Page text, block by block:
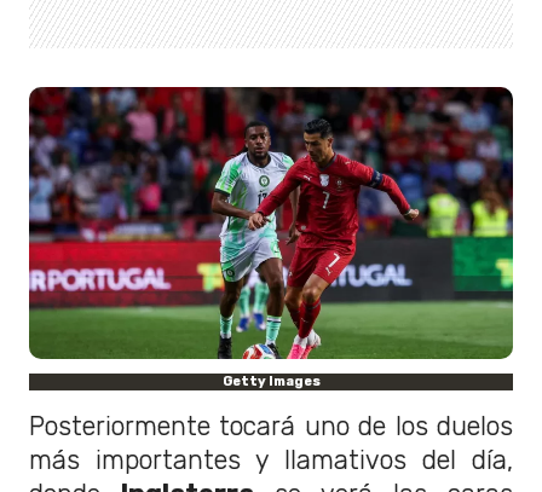
Getty Images
Posteriormente tocará uno de los duelos
más importantes y llamativos del día,